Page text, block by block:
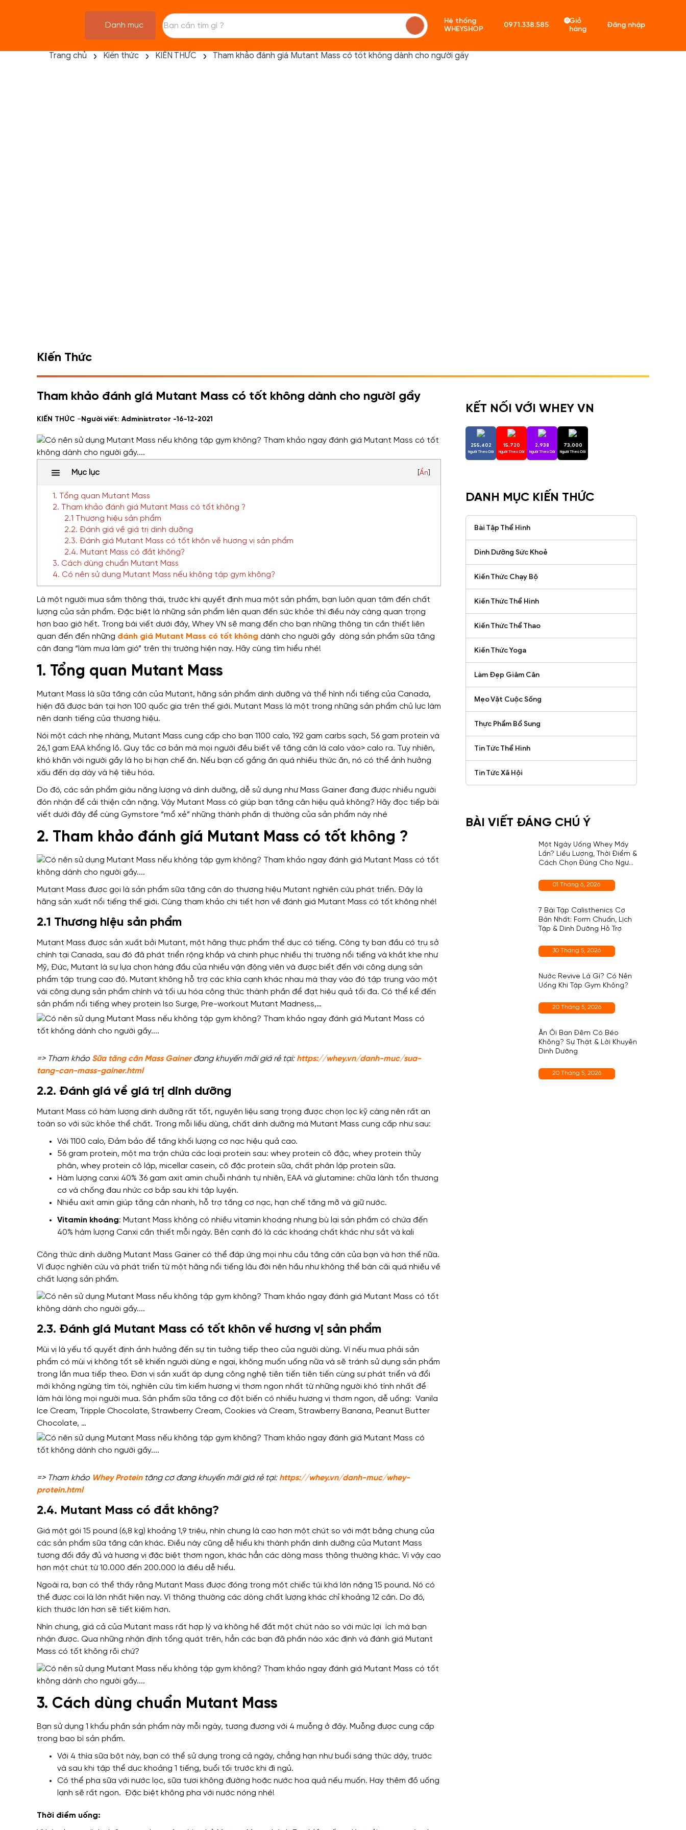
Danh mục
Hệ thống
WHEYSHOP
0971.338.585
0Giỏ
hàng
Đăng nhập
Trang chủ Kiến thức KIẾN THỨC Tham khảo đánh giá Mutant Mass có tốt không dành cho người gầy
Kiến Thức
Tham khảo đánh giá Mutant Mass có tốt không dành cho người gầy
KIẾN THỨC -Người viết: Administrator -16-12-2021
Mục lục Ẩn
1. Tổng quan Mutant Mass
2. Tham khảo đánh giá Mutant Mass có tốt không ?
2.1 Thương hiệu sản phẩm
2.2. Đánh giá về giá trị dinh dưỡng
2.3. Đánh giá Mutant Mass có tốt khôn về hương vị sản phẩm
2.4. Mutant Mass có đắt không?
3. Cách dùng chuẩn Mutant Mass
4. Có nên sử dụng Mutant Mass nếu không tập gym không?
Là một người mua sắm thông thái, trước khi quyết định mua một sản phẩm, bạn luôn quan tâm đến chất
lượng của sản phẩm. Đặc biệt là những sản phẩm liên quan đến sức khỏe thì điều này càng quan trọng
hơn bao giờ hết. Trong bài viết dưới đây, Whey VN sẽ mang đến cho bạn những thông tin cần thiết liên
quan đến đến những đánh giá Mutant Mass có tốt không dành cho người gầy dòng sản phẩm sữa tăng
cân đang “làm mưa làm gió” trên thị trường hiện nay. Hãy cùng tìm hiểu nhé!
1. Tổng quan Mutant Mass
Mutant Mass là sữa tăng cân của Mutant, hãng sản phẩm dinh dưỡng và thể hình nổi tiếng của Canada,
hiện đã được bán tại hơn 100 quốc gia trên thế giới. Mutant Mass là một trong những sản phẩm chủ lực làm
nên danh tiếng của thương hiệu.
Nói một cách nhẹ nhàng, Mutant Mass cung cấp cho bạn 1100 calo, 192 gam carbs sạch, 56 gam protein và
26,1 gam EAA khổng lồ. Quy tắc cơ bản mà mọi người đều biết về tăng cân là calo vào> calo ra. Tuy nhiên,
khó khăn với người gầy là họ bị hạn chế ăn. Nếu bạn cố gắng ăn quá nhiều thức ăn, nó có thể ảnh hưởng
xấu đến dạ dày và hệ tiêu hóa.
Do đó, các sản phẩm giàu năng lượng và dinh dưỡng, dễ sử dụng như Mass Gainer đang được nhiều người
đón nhận để cải thiện cân nặng. Vậy Mutant Mass có giúp bạn tăng cân hiệu quả không? Hãy đọc tiếp bài
viết dưới đây để cùng Gymstore “mổ xẻ” những thành phần dị thường của sản phẩm này nhé
2. Tham khảo đánh giá Mutant Mass có tốt không ?
Mutant Mass được gọi là sản phẩm sữa tăng cân do thương hiệu Mutant nghiên cứu phát triển. Đây là
hãng sản xuất nổi tiếng thế giới. Cùng tham khảo chi tiết hơn về đánh giá Mutant Mass có tốt không nhé!
2.1 Thương hiệu sản phẩm
Mutant Mass được sản xuất bởi Mutant, một hãng thực phẩm thể dục có tiếng. Công ty ban đầu có trụ sở
chính tại Canada, sau đó đã phát triển rộng khắp và chinh phục nhiều thị trường nổi tiếng và khắt khe như
Mỹ, Đức, Mutant là sự lựa chọn hàng đầu của nhiều vận động viên và được biết đến với công dụng sản
phẩm tập trung cao độ. Mutant không hỗ trợ các khía cạnh khác nhau mà thay vào đó tập trung vào một
vài công dụng sản phẩm chính và tối ưu hóa công thức thành phần để đạt hiệu quả tối đa. Có thể kể đến
sản phẩm nổi tiếng whey protein Iso Surge, Pre-workout Mutant Madness,…
=> Tham khảo Sữa tăng cân Mass Gainerđang khuyến mãi giá rẻ tại: https://whey.vn/danh-muc/sua-
tang-can-mass-gainer.html
2.2. Đánh giá về giá trị dinh dưỡng
Mutant Mass có hàm lượng dinh dưỡng rất tốt, nguyên liệu sang trọng được chọn lọc kỹ càng nên rất an
toàn so với sức khỏe thể chất. Trong mỗi liều dùng, chất dinh dưỡng mà Mutant Mass cung cấp như sau:
Với 1100 calo, Đảm bảo để tăng khối lượng cơ nạc hiệu quả cao.
56 gram protein, một ma trận chứa các loại protein sau: whey protein cô đặc, whey protein thủy
phân, whey protein cô lập, micellar casein, cô đặc protein sữa, chất phân lập protein sữa.
Hàm lượng canxi 40% 36 gam axit amin chuỗi nhánh tự nhiên, EAA và glutamine: chữa lành tổn thương
cơ và chống đau nhức cơ bắp sau khi tập luyện.
Nhiều axit amin giúp tăng cân nhanh, hỗ trợ tăng cơ nạc, hạn chế tăng mỡ và giữ nước.
Vitamin khoáng: Mutant Mass không có nhiều vitamin khoáng nhưng bù lại sản phầm có chứa đến
40% hàm lượng Canxi cần thiết mỗi ngày. Bên cạnh đó là các khoáng chất khác như sắt và kali
Công thức dinh dưỡng Mutant Mass Gainer có thể đáp ứng mọi nhu cầu tăng cân của bạn và hơn thế nữa.
Vì được nghiên cứu và phát triển từ một hãng nổi tiếng lâu đời nên hầu như không thể bàn cãi quá nhiều về
chất lượng sản phẩm.
2.3. Đánh giá Mutant Mass có tốt khôn về hương vị sản phẩm
Mùi vị là yếu tố quyết định ảnh hưởng đến sự tin tưởng tiếp theo của người dùng. Vì nếu mua phải sản
phẩm có mùi vị không tốt sẽ khiến người dùng e ngại, không muốn uống nữa và sẽ tránh sử dụng sản phẩm
trong lần mua tiếp theo. Đơn vị sản xuất áp dụng công nghệ tiên tiến tiên tiến cùng sự phát triển và đổi
mới không ngừng tìm tòi, nghiên cứu tìm kiếm hương vị thơm ngon nhất từ ​​những người khó tính nhất để
làm hài lòng mọi người mua. Sản phẩm sữa tăng cơ đột biến có nhiều hương vị thơm ngon, dễ uống: Vanila
Ice Cream, Tripple Chocolate, Strawberry Cream, Cookies và Cream, Strawberry Banana, Peanut Butter
Chocolate, …
=> Tham khảo Whey Proteintăng cơ đang khuyến mãi giá rẻ tại: https://whey.vn/danh-muc/whey-
protein.html
2.4. Mutant Mass có đắt không?
Giá một gói 15 pound (6,8 kg) khoảng 1,9 triệu, nhìn chung là cao hơn một chút so với mặt bằng chung của
các sản phẩm sữa tăng cân khác. Điều này cũng dễ hiểu khi thành phần dinh dưỡng của Mutant Mass
tương đối đầy đủ và hương vị đặc biệt thơm ngon, khác hẳn các dòng mass thông thường khác. Vì vậy cao
hơn một chút từ 10.000 đến 200.000 là điều dễ hiểu.
Ngoài ra, bạn có thể thấy rằng Mutant Mass được đóng trong một chiếc túi khá lớn nặng 15 pound. Nó có
thể được coi là lớn nhất hiện nay. Vì thông thường các dòng chất lượng khác chỉ khoảng 12 cân. Do đó,
kích thước lớn hơn sẽ tiết kiệm hơn.
Nhìn chung, giá cả của Mutant mass rất hợp lý và không hề đắt một chút nào so với mức lợi ích mà bạn
nhận được. Qua những nhận định tổng quát trên, hẳn các bạn đã phần nào xác định và đánh giá Mutant
Mass có tốt không rồi chứ?
3. Cách dùng chuẩn Mutant Mass
Bạn sử dụng 1 khẩu phần sản phẩm này mỗi ngày, tương đương với 4 muỗng ở đây. Muỗng được cung cấp
trong bao bì sản phẩm.
Với 4 thìa sữa bột này, bạn có thể sử dụng trong cả ngày, chẳng hạn như buổi sáng thức dậy, trước
và sau khi tập thể dục khoảng 1 tiếng, buổi tối trước khi đi ngủ.
Có thể pha sữa với nước lọc, sữa tươi không đường hoặc nước hoa quả nếu muốn. Hay thêm đồ uống
lạnh sẽ rất ngon. Đặc biệt không pha với nước nóng nhé!
Thời điểm uống:
KẾT NỐI VỚI WHEY VN
255,402
Người Theo Dõi
15,720
Người Theo Dõi
2,938
Người Theo Dõi
73,000
Người Theo Dõi
DANH MỤC KIẾN THỨC
Bài Tập Thể Hình
Dinh Dưỡng Sức Khoẻ
Kiến Thức Chạy Bộ
Kiến Thức Thể Hình
Kiến Thức Thể Thao
Kiến Thức Yoga
Làm Đẹp Giảm Cân
Mẹo Vặt Cuộc Sống
Thực Phẩm Bổ Sung
Tin Tức Thể Hình
Tin Tức Xã Hội
BÀI VIẾT ĐÁNG CHÚ Ý
Một Ngày Uống Whey Mấy
Lần? Liều Lượng, Thời Điểm &
Cách Chọn Đúng Cho Người
01 Tháng 6, 2026
7 Bài Tập Calisthenics Cơ
Bản Nhất: Form Chuẩn, Lịch
Tập & Dinh Dưỡng Hỗ Trợ
30 Tháng 5, 2026
Nước Revive Là Gì? Có Nên
Uống Khi Tập Gym Không?
20 Tháng 5, 2026
Ăn Ổi Ban Đêm Có Béo
Không? Sự Thật & Lời Khuyên
Dinh Dưỡng
20 Tháng 5, 2026